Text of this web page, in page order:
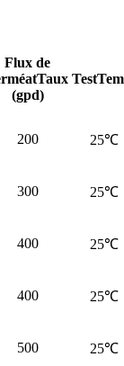
Flux de
Taux
(gpd)
200 25℃
300 25℃
400 25℃
400 25℃
500 25℃